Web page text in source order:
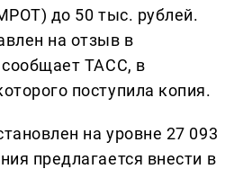
до 50 тыс. рублей.
на отзыв в
сообщает ТАСС, в
поступила копия.
на уровне 27 093
предлагается внести в